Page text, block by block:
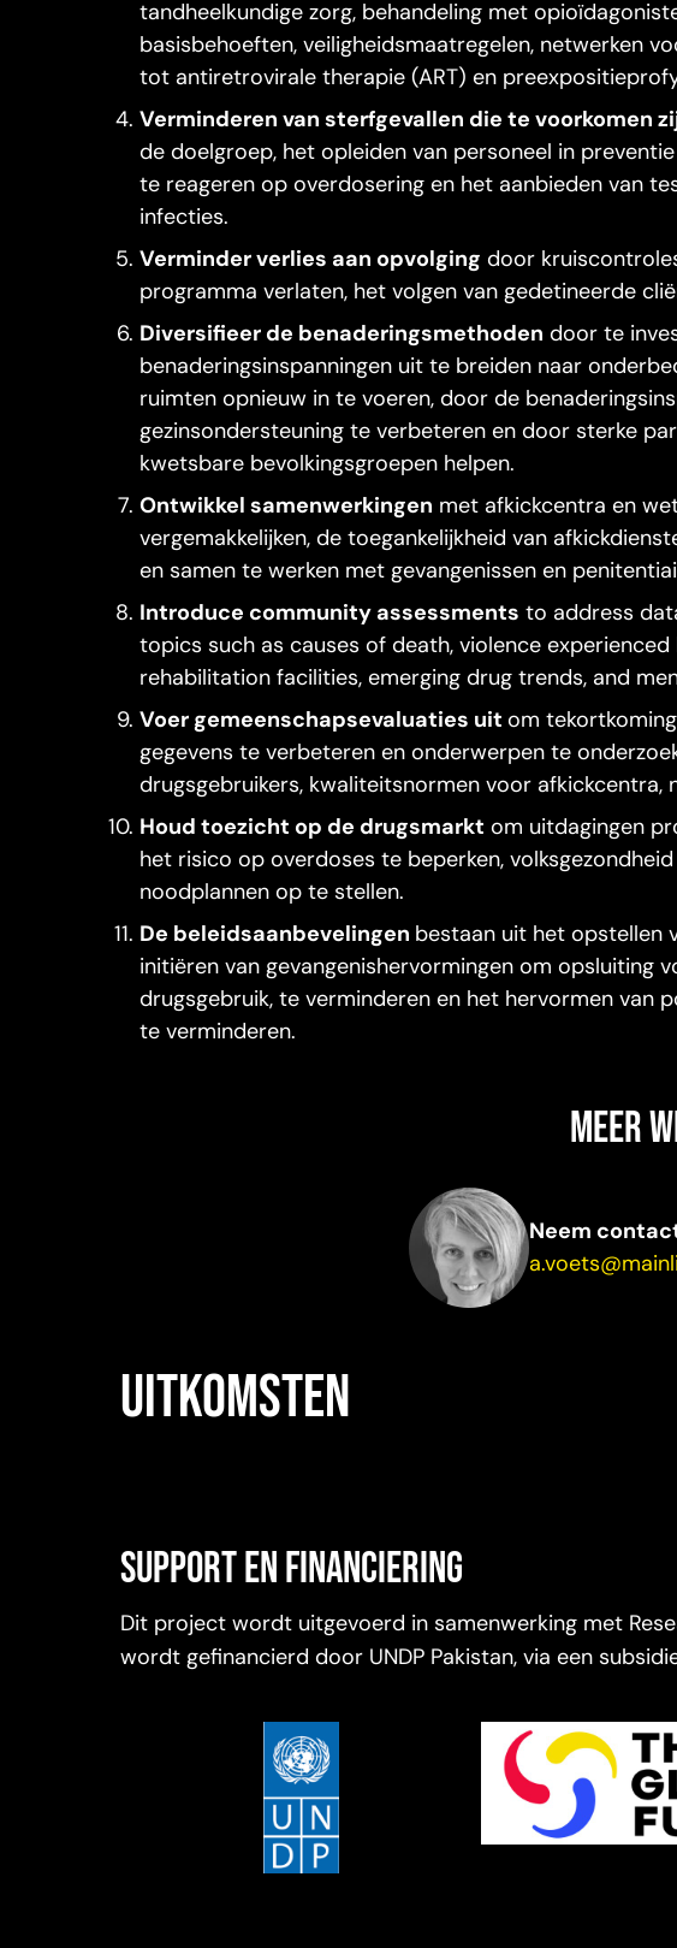
tandheelkundige zorg, behandeling met
basisbehoeften, veiligheidsmaatregelen, netwerken
tot antiretrovirale therapie (ART) en
Verminderen van sterfgevallen die te voorkomen
de doelgroep, het opleiden van personeel in
te reageren op overdosering en het aanbieden van
infecties.
Verminder verlies aan opvolging door
programma verlaten, het volgen van gedetineerde
Diversifieer de benaderingsmethoden door te
benaderingsinspanningen uit te breiden naar
ruimten opnieuw in te voeren, door de
gezinsondersteuning te verbeteren en door sterke
kwetsbare bevolkingsgroepen helpen.
Ontwikkel samenwerkingen met afkickcentra en
vergemakkelijken, de toegankelijkheid van
en samen te werken met gevangenissen en
Introduce community assessments to address
topics such as causes of death, violence
rehabilitation facilities, emerging drug trends, and
Voer gemeenschapsevaluaties uit om
gegevens te verbeteren en onderwerpen te
drugsgebruikers, kwaliteitsnormen voor afkickcentra,
Houd toezicht op de drugsmarkt om uitdagingen
het risico op overdoses te beperken,
noodplannen op te stellen.
De beleidsaanbevelingen bestaan uit het opstellen
initiëren van gevangenishervormingen om opsluiting
drugsgebruik, te verminderen en het hervormen van
te verminderen.
Meer
Neem
Uitkomsten
Support en financiering
Dit project wordt uitgevoerd in samenwerking met
wordt gefinancierd door UNDP Pakistan, via een